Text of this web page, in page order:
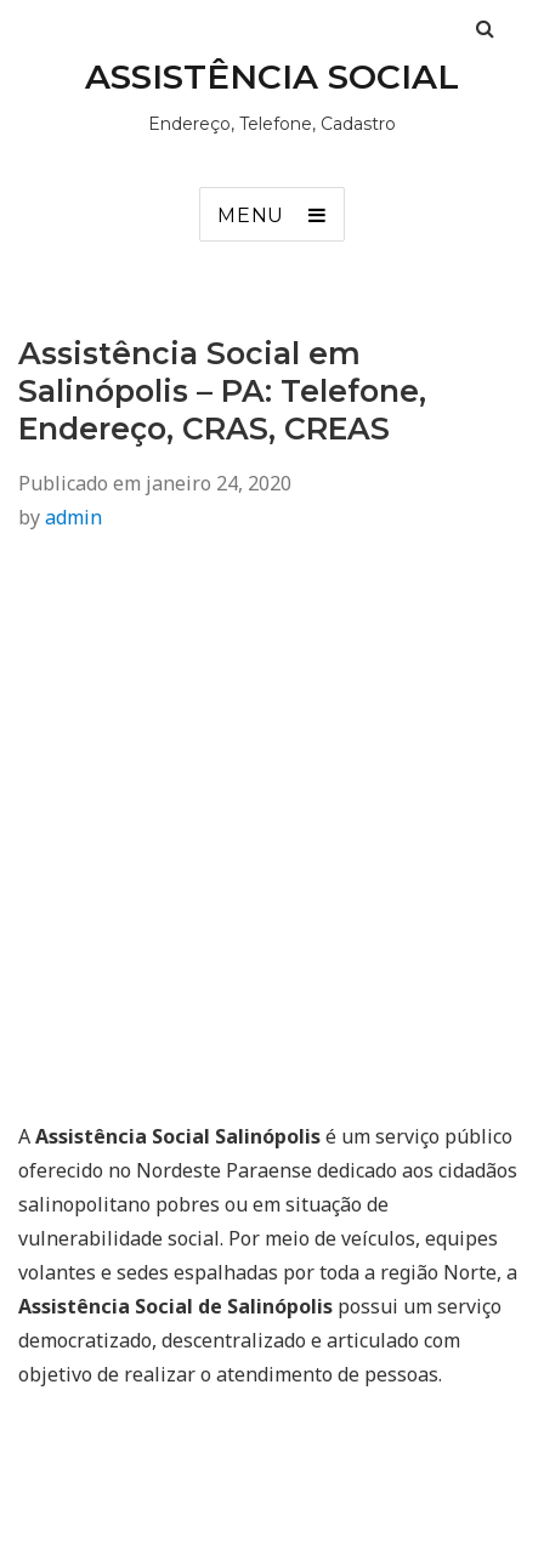
ASSISTÊNCIA SOCIAL
Endereço, Telefone, Cadastro
MENU
Assistência Social em
Salinópolis – PA: Telefone,
Endereço, CRAS, CREAS
Publicado em janeiro 24, 2020
byadmin
AAssistência Social Salinópolisé um serviço público
oferecido no Nordeste Paraense dedicado aos cidadãos
salinopolitano pobres ou em situação de
vulnerabilidade social. Por meio de veículos, equipes
volantes e sedes espalhadas por toda a região Norte, a
Assistência Social de Salinópolis possui um serviço
democratizado, descentralizado e articulado com
objetivo de realizar o atendimento de pessoas.